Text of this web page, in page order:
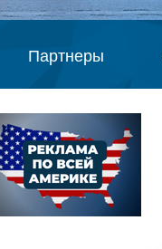
Партнеры